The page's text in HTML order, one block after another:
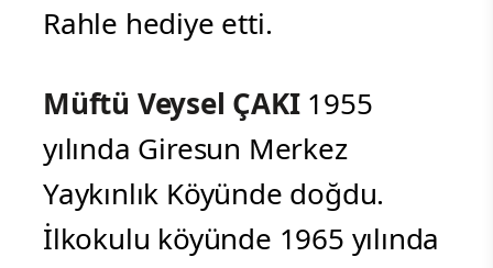
Rahle hediye etti.
Müftü Veysel ÇAKI 1955
yılında Giresun Merkez
Yaykınlık Köyünde doğdu.
İlkokulu köyünde 1965 yılında